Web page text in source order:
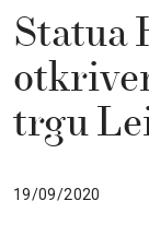
Statua
trgu
19/09/2020